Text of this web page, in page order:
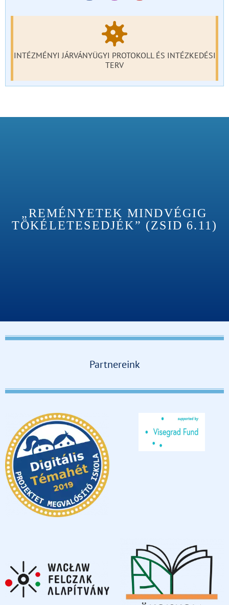
INTÉZMÉNYI JÁRVÁNYÜGYI PROTOKOLL ÉS INTÉZKEDÉSI
TERV
„REMÉNYETEK MINDVÉGIG
TÖKÉLETESEDJÉK” (ZSID 6.11)
Partnereink